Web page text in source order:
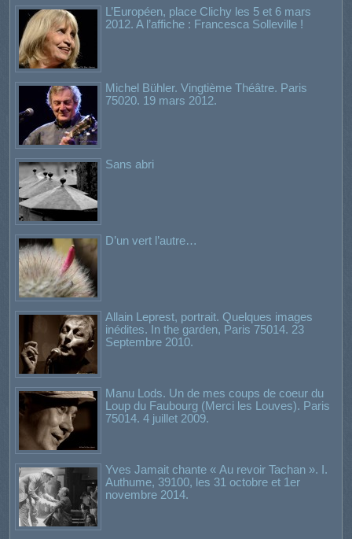
L’Européen, place Clichy les 5 et 6 mars
2012. A l’affiche : Francesca Solleville !
Michel Bühler. Vingtième Théâtre. Paris
75020. 19 mars 2012.
Sans abri
D’un vert l’autre…
Allain Leprest, portrait. Quelques images
inédites. In the garden, Paris 75014. 23
Septembre 2010.
Manu Lods. Un de mes coups de coeur du
Loup du Faubourg (Merci les Louves). Paris
75014. 4 juillet 2009.
Yves Jamait chante « Au revoir Tachan ». I.
Authume, 39100, les 31 octobre et 1er
novembre 2014.